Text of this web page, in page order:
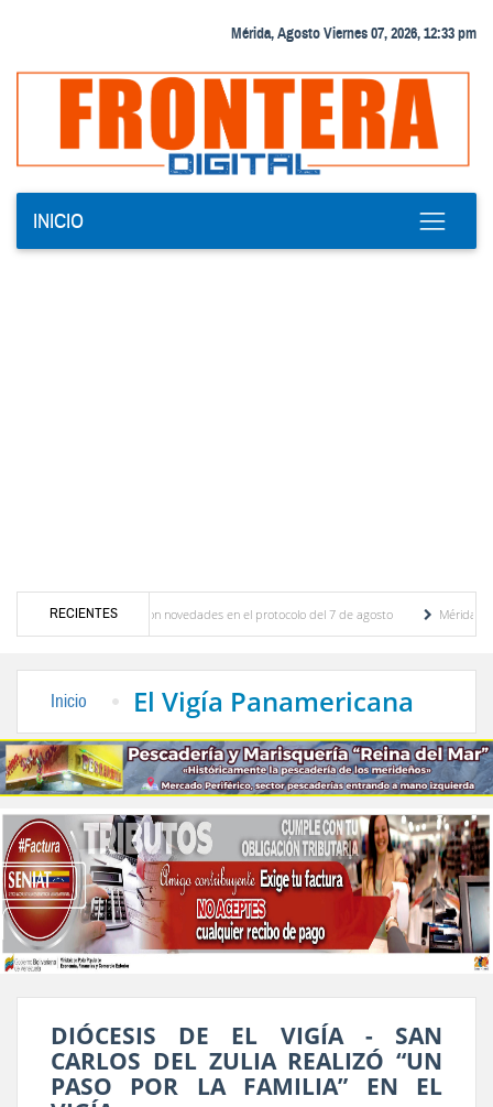
Mérida, Agosto Viernes 07, 2026, 12:33 pm
INICIO
RECIENTES
y se conocieron novedades en el protocolo del 7 de agosto
Mérida territorio
Inicio El Vigía Panamericana
DIÓCESIS DE EL VIGÍA - SAN
CARLOS DEL ZULIA REALIZÓ “UN
PASO POR LA FAMILIA” EN EL